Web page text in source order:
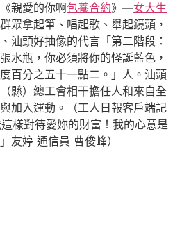
親愛的你啊包養合約》—女大生
眾拿起筆、唱起歌、舉起鏡頭，
汕頭好抽像的代言「第二階段：
水瓶，你必須將你的怪誕藍色，
百分之五十一點二。」人。汕頭
縣）總工會相干擔任人和來自全
加入運動。（工人日報客戶端記
樣對待愛妳的財富！我的心意是
友婷 通信員 曹俊峰）